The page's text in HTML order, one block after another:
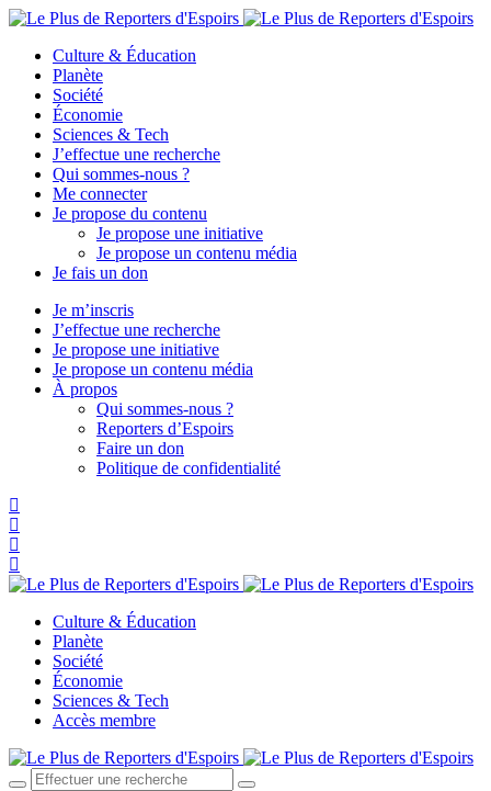
Culture & Éducation
Planète
Société
Économie
Sciences & Tech
J’effectue une recherche
Qui sommes-nous ?
Me connecter
Je propose du contenu
Je propose une initiative
Je propose un contenu média
Je fais un don
Je m’inscris
J’effectue une recherche
Je propose une initiative
Je propose un contenu média
À propos
Qui sommes-nous ?
Reporters d’Espoirs
Faire un don
Politique de confidentialité
Culture & Éducation
Planète
Société
Économie
Sciences & Tech
Accès membre